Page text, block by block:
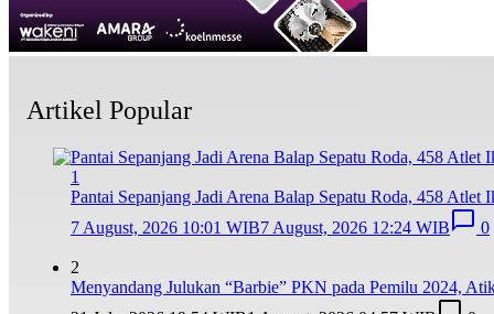
Artikel Popular
1
Pantai Sepanjang Jadi Arena Balap Sepatu Roda, 458
7 August, 2026 10:01 WIB7 August, 2026 12:24 WIB 0
2
Menyandang Julukan “Barbie” PKN pada Pemilu 2024,